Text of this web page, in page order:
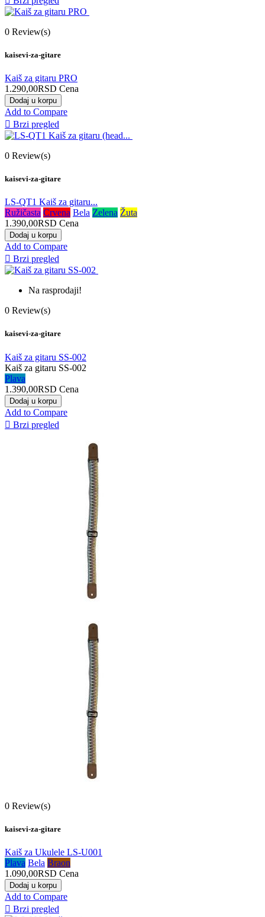
0 Review(s)
kaisevi-za-gitare
Kaiš za gitaru PRO
1.290,00RSD Cena
Dodaj u korpu
Add to Compare
 Brzi pregled
0 Review(s)
kaisevi-za-gitare
LS-QT1 Kaiš za gitaru...
Ružičasta Crvena Bela Zelena Žuta
1.390,00RSD Cena
Dodaj u korpu
Add to Compare
 Brzi pregled
Na rasprodaji!
0 Review(s)
kaisevi-za-gitare
Kaiš za gitaru SS-002
Kaiš za gitaru SS-002
Plava
1.390,00RSD Cena
Dodaj u korpu
Add to Compare
 Brzi pregled
0 Review(s)
kaisevi-za-gitare
Kaiš za Ukulele LS-U001
Plava Bela Braon
1.090,00RSD Cena
Dodaj u korpu
Add to Compare
 Brzi pregled